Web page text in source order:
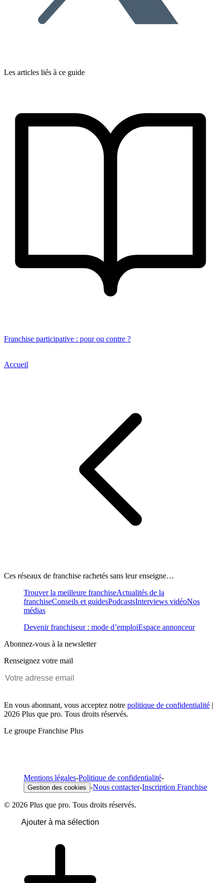
incertaine. Dans tous les cas, l’opération est délicate. Pour les
franchiseurscomme pour les franchisés.
Les articles liés à ce guide
Franchise participative : pour ou contre ?
Accueil
Ces réseaux de franchise rachetés sans leur enseigne…
Trouver la meilleure franchiseActualités de la
franchiseConseils et guidesPodcastsInterviews vidéoNos
médias
Devenir franchiseur : mode d’emploiEspace annonceur
Abonnez-vous à la newsletter
Renseignez votre mail
En vous abonnant, vous acceptez notre politique de confidentialité |
2026 Plus que pro. Tous droits réservés.
Le groupe Franchise Plus
Mentions légales-Politique de confidentialité-
Gestion des cookies -Nous contacter-Inscription Franchise
© 2026 Plus que pro. Tous droits réservés.
Ajouter à ma sélection